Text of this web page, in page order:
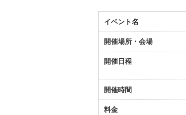
イベント名
開催場所・会場
開催日程
開催時間
料金